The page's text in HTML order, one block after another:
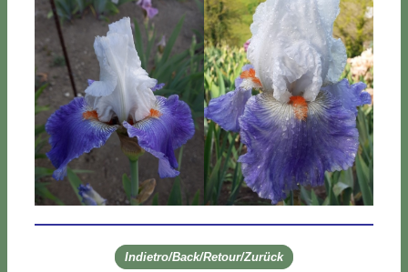
Indietro/Back/Retour/Zurück